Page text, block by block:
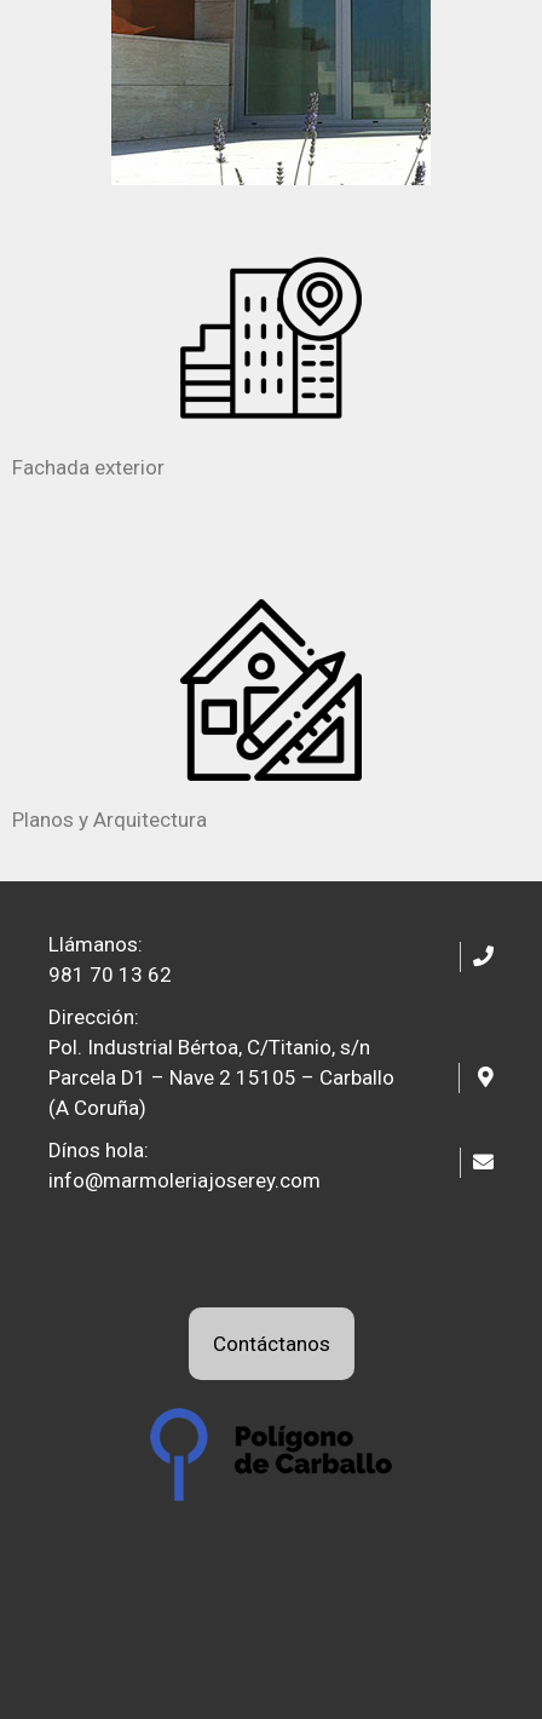
Fachada exterior
Planos y Arquitectura
Llámanos:
981 70 13 62
Dirección:
Pol. Industrial Bértoa, C/Titanio, s/n
Parcela D1 – Nave 2 15105 – Carballo
(A Coruña)
Dínos hola:
info@marmoleriajoserey.com
Contáctanos